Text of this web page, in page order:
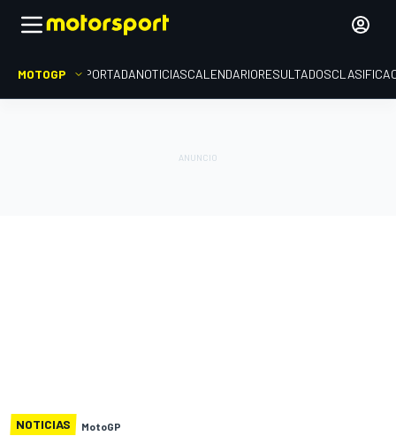
MOTOGP PORTADANOTICIASCALENDARIORESULTADOS
NOTICIAS MotoGP